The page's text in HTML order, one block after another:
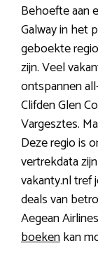
Behoefte aan
Galway in het
geboekte
zijn. Veel
ontspannen
Clifden Glen
Vargesztes.
Deze regio is
vertrekdata zijn
vakanty.nl tref
deals van
Aegean
boekenkan